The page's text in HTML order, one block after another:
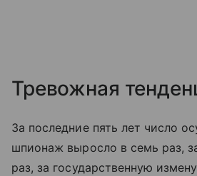
Тревожная
За последние пять лет число
шпионаж выросло в семь раз,
раз, за государственную